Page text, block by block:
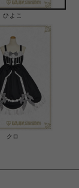
ひよこ
クロ